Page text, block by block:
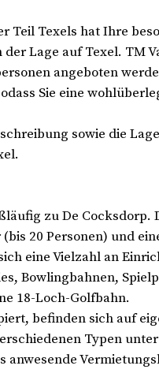
Teil Texels hat Ihre
Lage auf Texel. TM
angeboten
Sie eine
sowie die
zu De Cocksdorp.
20 Personen) und
eine Vielzahl an
Bowlingbahnen,
18-Loch-Golfbahn.
befinden sich auf
Typen
anwesende